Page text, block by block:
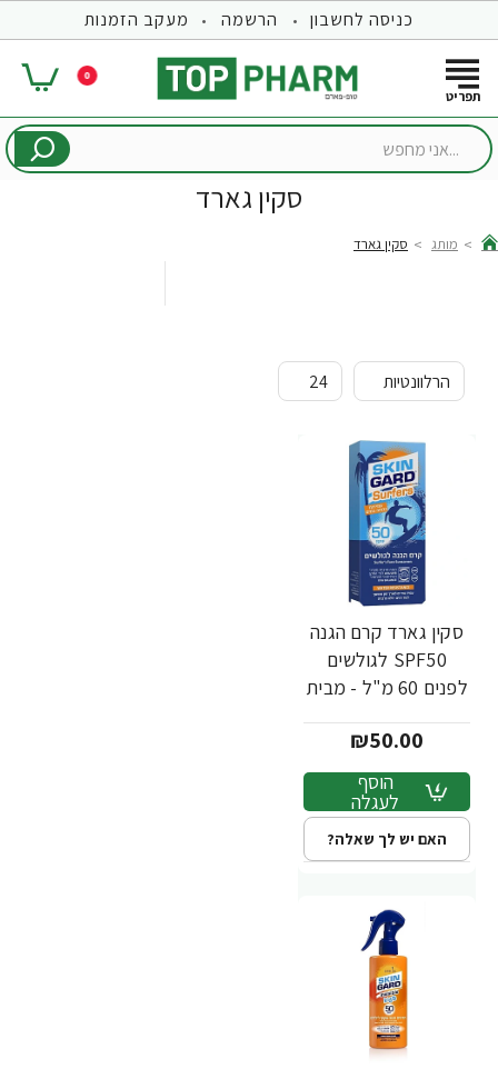
כניסה לחשבון הרשמה מעקב הזמנות
0
...אני
סקין גארד
מותג סקין גארד
סקין גארד קרם הגנה
SPF50 לגולשים
לפנים 60 מ"ל - מבית
₪50.00
הוסף
לעגלה
האם יש לך שאלה?